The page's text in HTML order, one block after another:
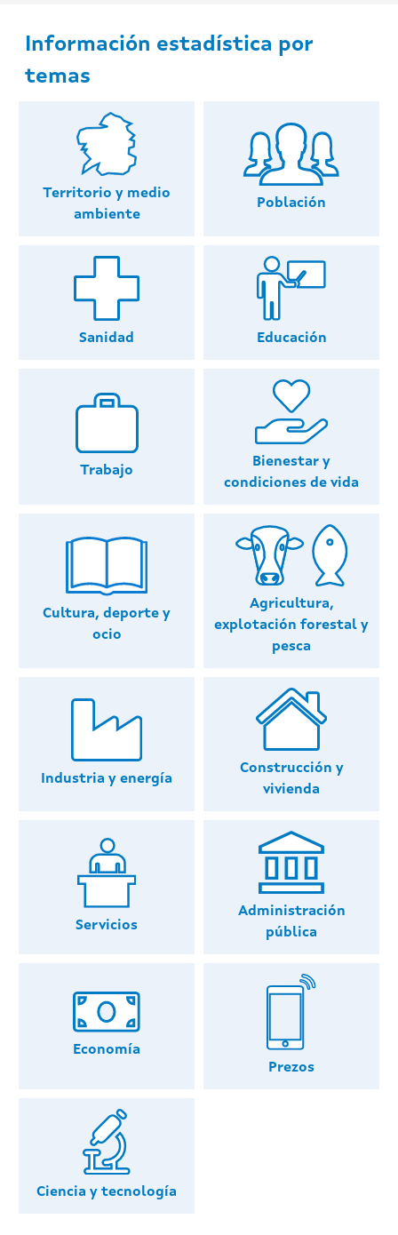
Información estadística por
temas
Territorio y medio
ambiente
Población
Sanidad Educación
Trabajo
Bienestar y
condiciones de vida
Cultura, deporte y
ocio
Agricultura,
explotación forestal y
pesca
Industria y energía
Construcción y
vivienda
Servicios
Administración
pública
Economía
Prezos
Ciencia y tecnología